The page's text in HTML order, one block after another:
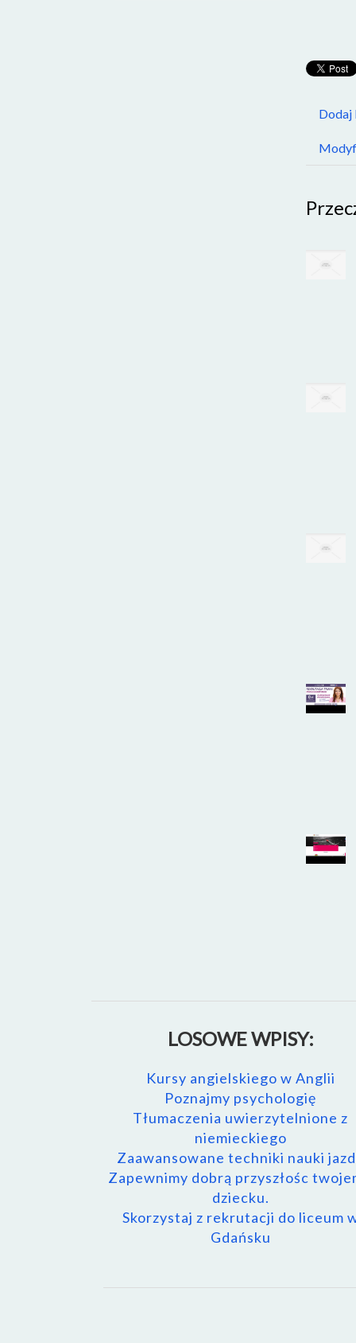
Dodaj
LOSOWE WPISY:
Kursy angielskiego w Anglii
Poznajmy psychologię
Tłumaczenia uwierzytelnione z
niemieckiego
Zaawansowane techniki nauki
Zapewnimy dobrą przyszłośc
dziecku.
Skorzystaj z rekrutacji do liceum
Gdańsku